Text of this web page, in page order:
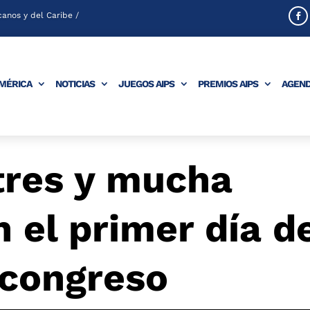
y del Caribe /
NOTICIAS JUEGOS AIPS PREMIOS AIPS
y mucha
el primer día